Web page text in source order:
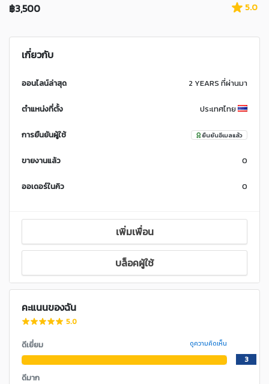
฿3,500 5.0
เกี่ยวกับ
ออนไลน์ล่าสุด 2 YEARS ที่ผ่านมา
ตำแหน่งที่ตั้ง ประเทศไทย
การยืนยันผู้ใช้ ยืนยันอีเมลแล้ว
ขายงานแล้ว 0
ออเดอร์ในคิว 0
เพิ่มเพื่อน
บล็อคผู้ใช้
คะแนนของฉัน
5.0
ดีเยี่ยม ดูความคิดเห็น
3
ดีมาก